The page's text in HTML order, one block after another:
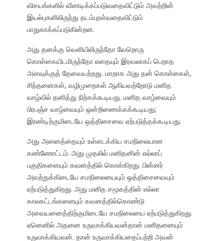
விசயங்களில் வீணடிக்கப்படுவதைவிட்டும் அவற்றின்
இயல்புகளிலிருந்து தடம்புரள்வதைவிட்டும்
பாதுகாக்கப்படுகின்றன.
அது தனக்கு வெளியிலிருந்தோ வேறொரு
கொள்கையிடமிருந்தோ எதையும் இரவலாகப் பெறாத
அளவுக்குத் தேவையற்றது. மாறாக அது தன் கொள்கைள்,
சிந்தனைகள், வழிமுறைகள் ஆகியவற்றோடு மனித
வாழ்வில் தனித்து நிற்கக்கூடியது. மனித வாழ்வையும்
பிரபஞ்ச வாழ்வையும் ஒன்றிணைக்கக்கூடியது;
இரண்டிற்குமிடையே ஒத்திசைவை ஏற்படுத்தக்கூடியது.
அது அனைத்தையும் உள்ளடக்கிய சமநிலையான
கண்ணோட்டம். அது முதலில் மனிதனின் எல்லாப்
பகுதிகளையும் கவனத்தில் கொள்கிறது. பின்னர்
அவற்றுக்கிடையே சமநிலையையும் ஒத்திசைவையும்
ஏற்படுத்துகிறது. அது மனித சமூகத்தின் எல்லா
காலகட்டங்களையும் கவனத்தில்கொண்டு
அவையனைத்திற்குமிடையே சமநிலையை ஏற்படுத்துகிறது.
ஏனெனில் அதனை உருவாக்கியவன்தான் மனிதனையும்
உருவாக்கியவன். தான் உருவாக்கியதைப்பற்றி அவன்